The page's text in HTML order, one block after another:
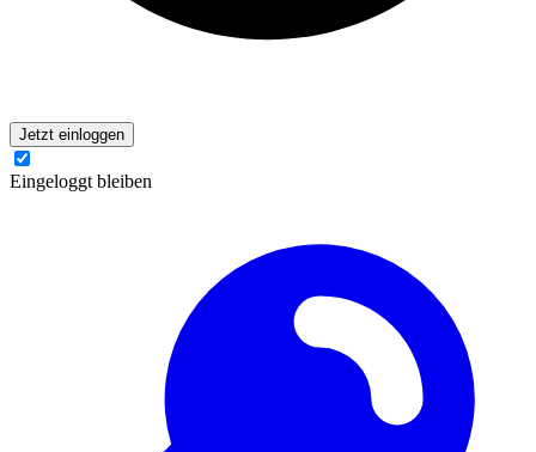
Jetzt einloggen
Eingeloggt bleiben